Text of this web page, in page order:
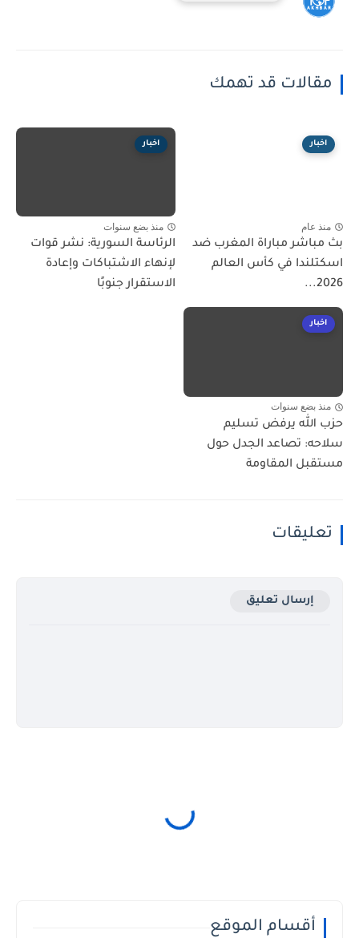
مقالات قد تهمك
اخبار
منذ عام
بث مباشر مباراة المغرب ضد
اسكتلندا في كأس العالم
2026...
اخبار
منذ بضع سنوات
الرئاسة السورية: نشر قوات
لإنهاء الاشتباكات وإعادة
الاستقرار جنوبًا
اخبار
منذ بضع سنوات
حزب الله يرفض تسليم
سلاحه: تصاعد الجدل حول
مستقبل المقاومة
تعليقات
إرسال تعليق
أقسام الموقع